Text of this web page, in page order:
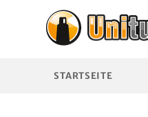
STARTSEITE